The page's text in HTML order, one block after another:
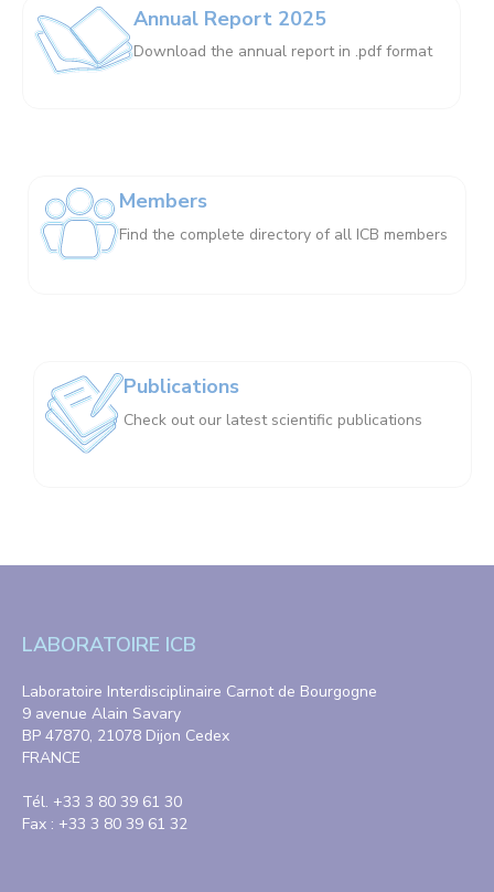
Annual Report 2025
Download the annual report in .pdf format
Members
Find the complete directory of all ICB members
Publications
Check out our latest scientific publications
LABORATOIRE ICB
Laboratoire Interdisciplinaire Carnot de Bourgogne
9 avenue Alain Savary
BP 47870, 21078 Dijon Cedex
FRANCE
Tél. +33 3 80 39 61 30
Fax : +33 3 80 39 61 32